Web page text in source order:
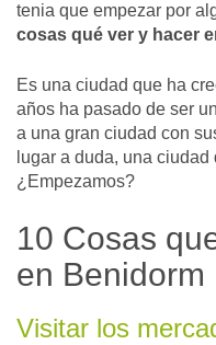
tenia que empezar por
cosas qué ver y hacer
Es una ciudad que ha
años ha pasado de ser
a una gran ciudad con
lugar a duda, una
¿Empezamos?
10 Cosas
en Benidorm
Visitar los